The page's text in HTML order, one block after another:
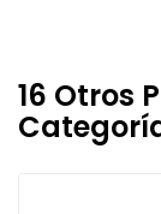
16 Otros